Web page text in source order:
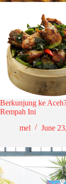
Berkunjung ke
Rempah Ini
mel
June